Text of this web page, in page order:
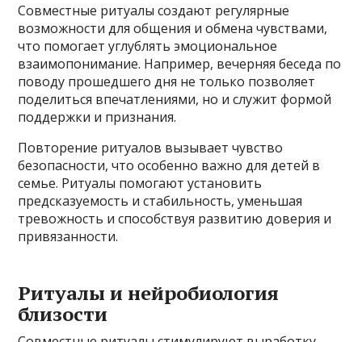
Совместные ритуалы создают регулярные
возможности для общения и обмена чувствами,
что помогает углублять эмоциональное
взаимопонимание. Например, вечерняя беседа по
поводу прошедшего дня не только позволяет
поделиться впечатлениями, но и служит формой
поддержки и признания.
Повторение ритуалов вызывает чувство
безопасности, что особенно важно для детей в
семье. Ритуалы помогают установить
предсказуемость и стабильность, уменьшая
тревожность и способствуя развитию доверия и
привязанности.
Ритуалы и нейробиология
близости